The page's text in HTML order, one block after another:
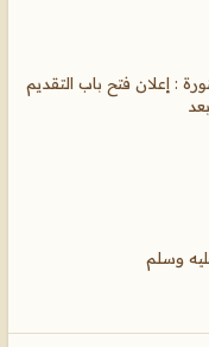
: إعلان فتح باب التقديم
وسلم